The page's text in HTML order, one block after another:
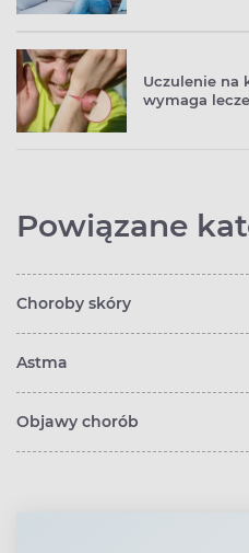
Uczulenie na
wymaga
Powiązane
Choroby skóry
Astma
Objawy chorób